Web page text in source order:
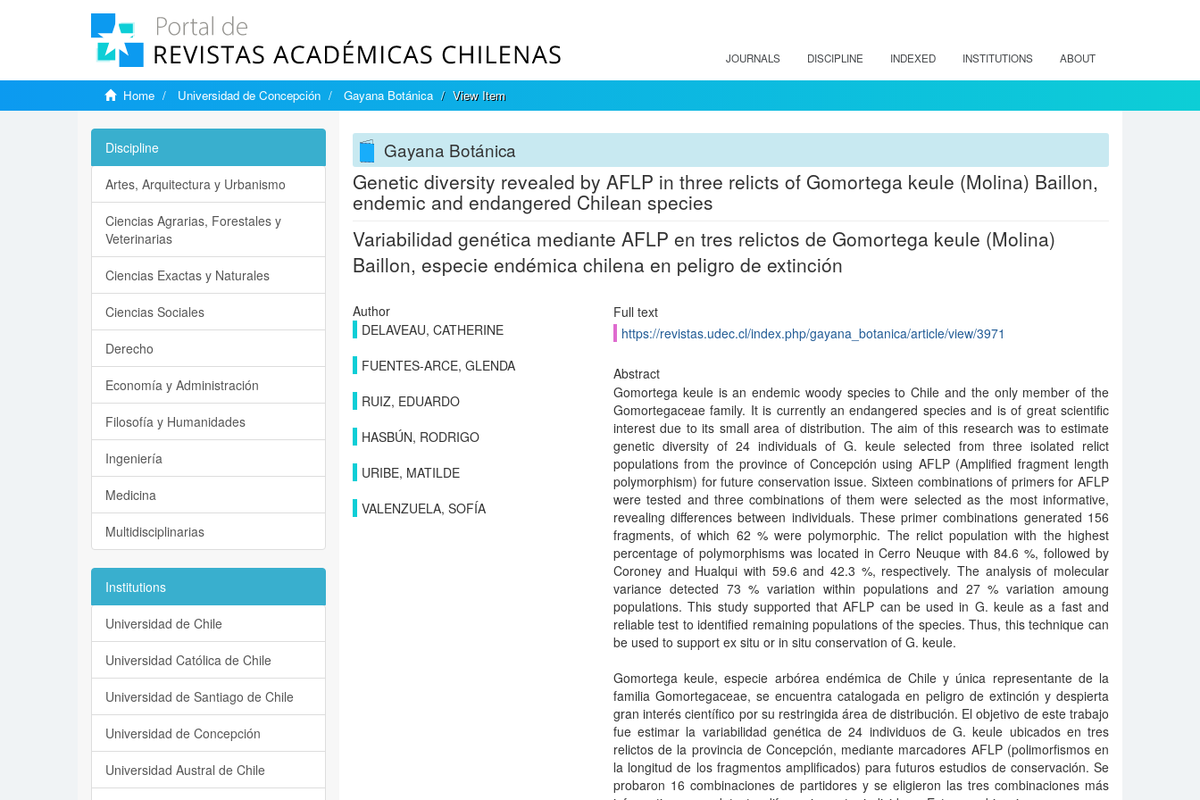
JOURNALS DISCIPLINE INDEXED INSTITUTIONS ABOUT
Home Universidad de Concepción Gayana Botánica View Item
Gayana Botánica
Genetic diversity revealed by AFLP in three relicts of Gomortega keule (Molina) Baillon,
endemic and endangered Chilean species
Variabilidad genética mediante AFLP en tres relictos de Gomortega keule (Molina)
Baillon, especie endémica chilena en peligro de extinción
Author
DELAVEAU, CATHERINE
FUENTES-ARCE, GLENDA
RUIZ, EDUARDO
HASBÚN, RODRIGO
URIBE, MATILDE
VALENZUELA, SOFÍA
Full text
https://revistas.udec.cl/index.php/gayana_botanica/article/view/3971
Abstract
Gomortega keule is an endemic woody species to Chile and the only member of the
Gomortegaceae family. It is currently an endangered species and is of great scientific
interest due to its small area of distribution. The aim of this research was to estimate
genetic diversity of 24 individuals of G. keule selected from three isolated relict
populations from the province of Concepción using AFLP (Amplified fragment length
polymorphism) for future conservation issue. Sixteen combinations of primers for AFLP
were tested and three combinations of them were selected as the most informative,
revealing differences between individuals. These primer combinations generated 156
fragments, of which 62 % were polymorphic. The relict population with the highest
percentage of polymorphisms was located in Cerro Neuque with 84.6 %, followed by
Coroney and Hualqui with 59.6 and 42.3 %, respectively. The analysis of molecular
variance detected 73 % variation within populations and 27 % variation amoung
populations. This study supported that AFLP can be used in G. keule as a fast and
reliable test to identified remaining populations of the species. Thus, this technique can
be used to support ex situ or in situ conservation of G. keule.
Gomortega keule, especie arbórea endémica de Chile y única representante de la
familia Gomortegaceae, se encuentra catalogada en peligro de extinción y despierta
gran interés científico por su restringida área de distribución. El objetivo de este trabajo
fue estimar la variabilidad genética de 24 individuos de G. keule ubicados en tres
relictos de la provincia de Concepción, mediante marcadores AFLP (polimorfismos en
la longitud de los fragmentos amplificados) para futuros estudios de conservación. Se
probaron 16 combinaciones de partidores y se eligieron las tres combinaciones más
Discipline
Artes, Arquitectura y Urbanismo
Ciencias Agrarias, Forestales y
Veterinarias
Ciencias Exactas y Naturales
Ciencias Sociales
Derecho
Economía y Administración
Filosofía y Humanidades
Ingeniería
Medicina
Multidisciplinarias
Institutions
Universidad de Chile
Universidad Católica de Chile
Universidad de Santiago de Chile
Universidad de Concepción
Universidad Austral de Chile